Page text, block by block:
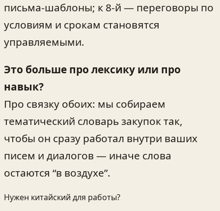
письма‑шаблоны; к 8-й — переговоры по
условиям и срокам становятся
управляемыми.
Это больше про лексику или про
навык?
Про связку обоих: мы собираем
тематический словарь закупок так,
чтобы он сразу работал внутри ваших
писем и диалогов — иначе слова
остаются “в воздухе”.
Нужен китайский для работы?